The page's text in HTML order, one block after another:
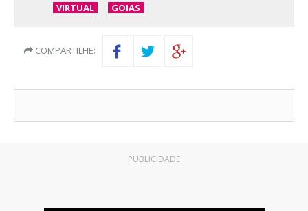
VIRTUAL
GOIAS
COMPARTILHE:
PUBLICIDADE